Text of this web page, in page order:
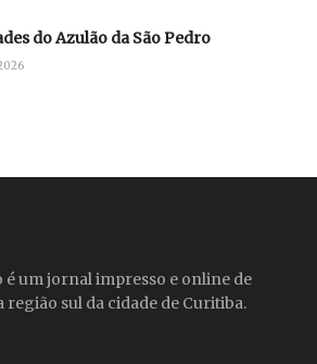
do Azulão da São Pedro
é um jornal impresso e online de
sul da cidade de Curitiba.